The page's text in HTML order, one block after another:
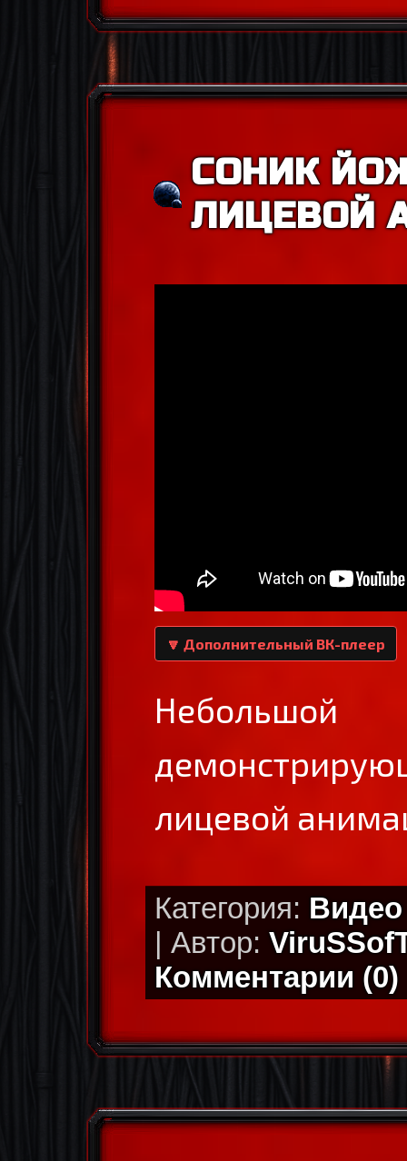
СОНИК
ЛИЦЕВОЙ
🔽 Дополнительный ВК-плеер
лицевой
Категория: Видео
| Автор:
Комментарии (0)